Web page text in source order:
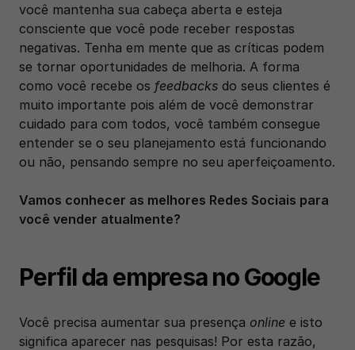
você mantenha sua cabeça aberta e esteja
consciente que você pode receber respostas
negativas. Tenha em mente que as críticas podem
se tornar oportunidades de melhoria. A forma
como você recebe os feedbacks do seus clientes é
muito importante pois além de você demonstrar
cuidado para com todos, você também consegue
entender se o seu planejamento está funcionando
ou não, pensando sempre no seu aperfeiçoamento.
Vamos conhecer as melhores Redes Sociais para
você vender atualmente?
Perfil da empresa no Google
Você precisa aumentar sua presença online e isto
significa aparecer nas pesquisas! Por esta razão,